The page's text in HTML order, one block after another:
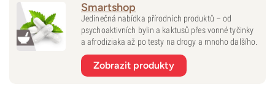
Smartshop
Jedinečná nabídka přírodních produktů – od
psychoaktivních bylin a kaktusů přes vonné tyčinky
a afrodiziaka až po testy na drogy a mnoho dalšího.
Zobrazit produkty